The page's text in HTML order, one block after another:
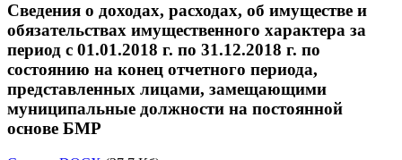
Сведения о доходах, расходах, об имуществе и
обязательствах имущественного характера за
период с 01.01.2018 г. по 31.12.2018 г. по
состоянию на конец отчетного периода,
представленных лицами, замещающими
муниципальные должности на постоянной
основе БМР